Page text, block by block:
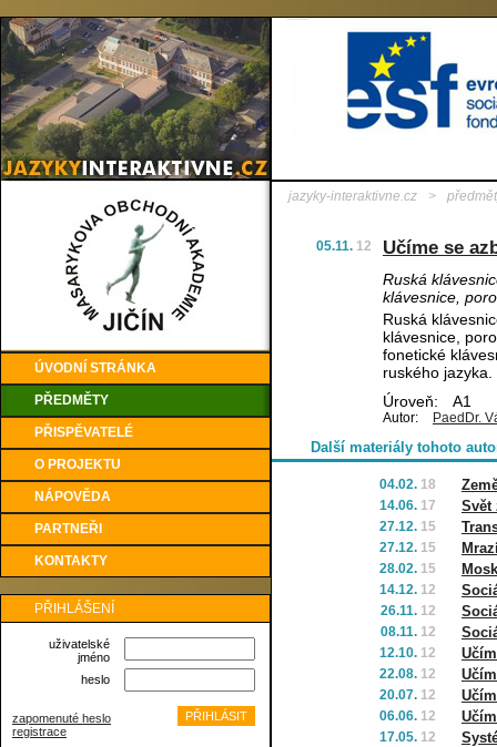
ÚVODNÍ STRÁNKA
PŘEDMĚTY
PŘISPĚVATELÉ
O PROJEKTU
NÁPOVĚDA
PARTNEŘI
KONTAKTY
PŘIHLÁŠENÍ
uživatelské
jméno
heslo
zapomenuté heslo
registrace
jazyky-interaktivne.cz >
05.11. 12 Učíme se
Ruská
klávesnice,
Ruská
klávesnice,
fonetické
ruského jazyka.
Úroveň:
A1
Autor: PaedDr.
Další materiály tohoto
04.02. 18
14.06. 17 Svět
27.12. 15
27.12. 15
28.02. 15
14.12. 12
26.11. 12
08.11. 12
12.10. 12
22.08. 12
20.07. 12
06.06. 12
17.05. 12